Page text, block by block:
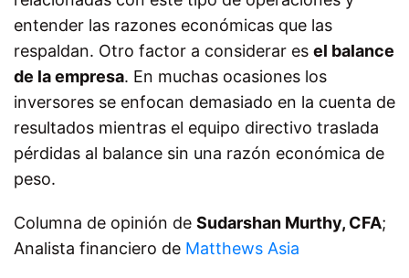
entender las razones económicas que las
respaldan. Otro factor a considerar es el balance
de la empresa. En muchas ocasiones los
inversores se enfocan demasiado en la cuenta de
resultados mientras el equipo directivo traslada
pérdidas al balance sin una razón económica de
peso.
Columna de opinión de Sudarshan Murthy, CFA;
Analista financiero de Matthews Asia